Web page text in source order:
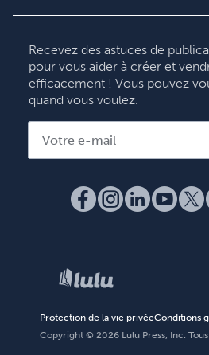
Deutsch
Français
Italiano
Español
Recevez des astuces de
pour vous aider à créer et
efficacement ! Vous pouvez
quand vous voulez.
Protection de la vie privéeConditions
Copyright © 2026Lulu Press, Inc.